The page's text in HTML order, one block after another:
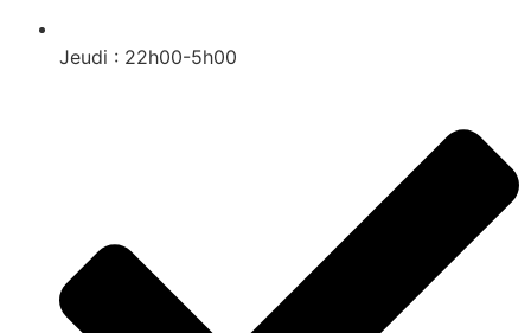
Jeudi : 22h00-5h00